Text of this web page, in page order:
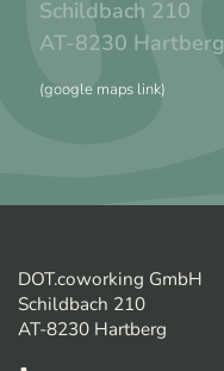
Schildbach 210
AT-8230 Hartberg
(google maps link)
DOT.coworking GmbH
Schildbach 210
AT-8230 Hartberg